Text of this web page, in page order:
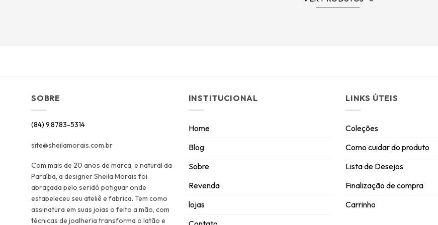
SOBRE
(84) 9.8783-5314
site@sheilamorais.com.br
Com mais de 20 anos de marca, e natural da
Paraíba, a designer Sheila Morais foi
abraçada pelo seridó potiguar onde
estabeleceu seu ateliê e fabrica. Tem como
assinatura em suas joias o feito a mão, com
técnicas de joalheria transforma o latão e
INSTITUCIONAL
Home
Blog
Sobre
Revenda
lojas
LINKS ÚTEIS
Coleções
Como cuidar do produto
Lista de Desejos
Finalização de compra
Carrinho